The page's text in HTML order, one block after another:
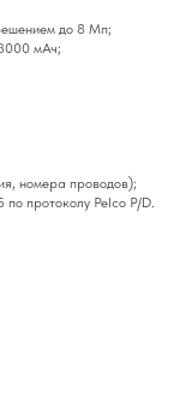
до 8 Мп;
мАч;
номера проводов);
протоколу Pelco P/D.